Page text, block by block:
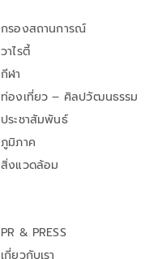
กรองสถานการณ์
วาไรตี้
กีฬา
ท่องเที่ยว – ศิลปวัฒนธรรม
ประชาสัมพันธ์
ภูมิภาค
สิ่งแวดล้อม
PR & PRESS
เกี่ยวกับเรา